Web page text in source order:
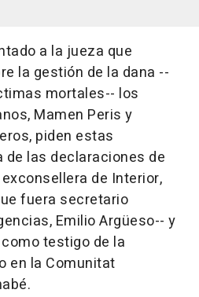
a la jueza que
la gestión de la dana --
mortales-- los
Mamen Peris y
piden estas
las declaraciones de
de Interior,
fuera secretario
Emilio Argüeso-- y
testigo de la
en la Comunitat